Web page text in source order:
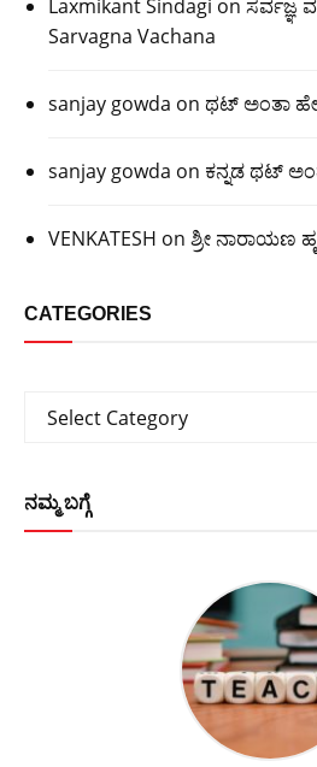
Laxmikant Sindagi on ಸರ್ವಜ್ಞ
Sarvagna Vachana
sanjay gowda on ಥಟ್ ಅಂತಾ
sanjay gowda on ಕನ್ನಡ ಥಟ್
VENKATESH on ಶ್ರೀ ನಾರಾಯಣ
CATEGORIES
Categories
Select Category
ನಮ್ಮ ಬಗ್ಗೆ